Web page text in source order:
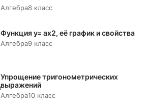
Алгебра8 класс
Функция y= аx2, её график и свойства
Алгебра9 класс
Упрощение тригонометрических
выражений
Алгебра10 класс